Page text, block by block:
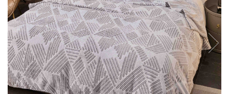
Cearceaf cu elastic
Cearceaf normal
Lenjerii De Pat Creponate
Lenjerii De Pat Bumbac Poplin 2
Persoane
Lenjerii De Pat Bumbac Poplin,
Matlasate, 2 Persoane